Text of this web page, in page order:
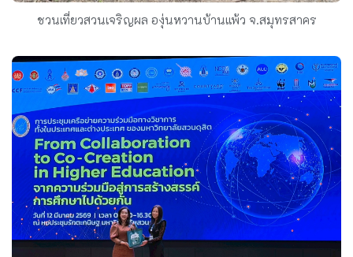
ชวนเที่ยวสวนเจริญผล องุ่นหวานบ้านแพ้ว จ.สมุทรสาคร